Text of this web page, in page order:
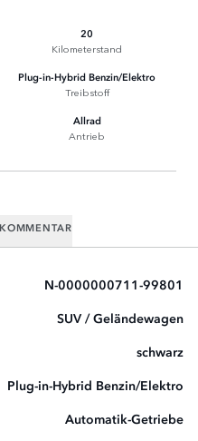
20
Kilometerstand
Plug-in-Hybrid Benzin/Elektro
Treibstoff
Allrad
Antrieb
KOMMENTAR
N-0000000711-99801
SUV / Geländewagen
schwarz
Plug-in-Hybrid Benzin/Elektro
Automatik-Getriebe